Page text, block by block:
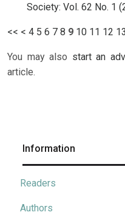
Society: Vol. 62 No. 1
<< < 4 5 6 7 8 9 10 11 12 13
You may also start an
article.
Information
Readers
Authors